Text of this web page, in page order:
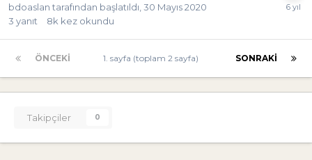
bdoaslan tarafından başlatıldı, 30 Mayıs 2020
3 yanıt 8k kez okundu
ÖNCEKI SONRAKI
1. sayfa (toplam 2 sayfa)
Takipçiler 0